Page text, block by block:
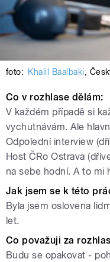
foto: Khalil Baalbaki,
Co v rozhlase dělám:
V každém případě si
vychutnávám. Ale
Odpolední interview
Host ČRo Ostrava
na sebe hodní. A to mi
Jak jsem se k této
Byla jsem oslovena
let.
Co považuji za
Budu se opakovat -